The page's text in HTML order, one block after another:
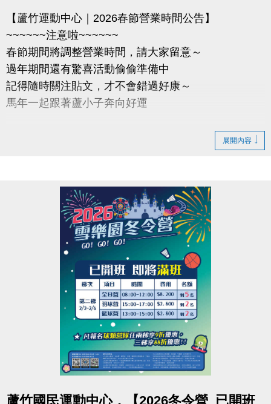
【蘆竹運動中心｜2026春節營業時間公告】
~~~~~~注意啦~~~~~~
春節期間將調整營業時間，請大家留意～
過年期間還有驚喜活動偷偷準備中
記得隨時關注貼文，才不會錯過好康～
馬年一起跟著蘆小子奔向好運
【營業時間調整】
2/18(三)初二至2/21(六)初五 營業時間為 08:00-16:00
2/22(日)初六 起恢復正常營業時間~
-洽詢專線：03-2639066 #115、116
-官網 :
https://www.lzsports.com.tw/zh_TW/news/pageID/1/
-FB : 桃園市蘆竹國民運動中心
-IG : @luzhusports
展開內容
蘆竹國民運動中心，【2026冬令營_已開班